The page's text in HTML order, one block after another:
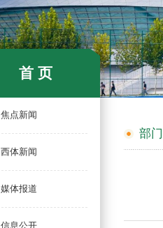
首 页
焦点新闻
西体新闻
媒体报道
信息公开
部